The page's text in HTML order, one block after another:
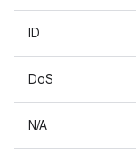
ID
DoS
N/A